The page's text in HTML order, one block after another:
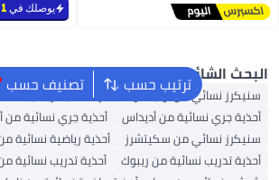
41 دقيقة
ترتيب حسب تصنيف حسب من أونيتسوكا تايجر
أحذية رياضية نسائية من فانز
من أديداس
أحذية جري نسائية من أندر آرمور
من سكيتشرز
أحذية رياضية نسائية من لي كوبر
نسائية من ريبوك
أحذية تدريب نسائية من أندر آرمور